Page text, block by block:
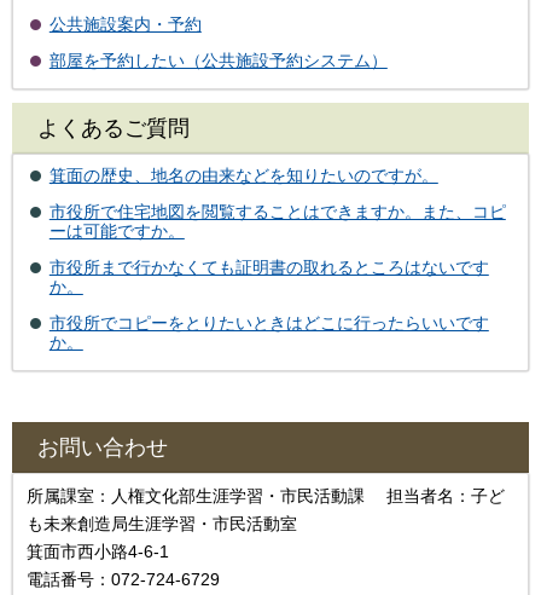
公共施設案内・予約
部屋を予約したい（公共施設予約システム）
よくあるご質問
箕面の歴史、地名の由来などを知りたいのですが。
市役所で住宅地図を閲覧することはできますか。また、コピ
ーは可能ですか。
市役所まで行かなくても証明書の取れるところはないです
か。
市役所でコピーをとりたいときはどこに行ったらいいです
か。
お問い合わせ
所属課室：人権文化部生涯学習・市民活動課 担当者名：子ど
も未来創造局生涯学習・市民活動室
箕面市西小路4‐6‐1
電話番号：072-724-6729